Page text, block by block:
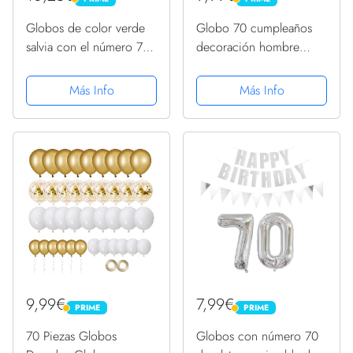
Globos de color verde
salvia con el número 70,
pulgadas de aluminio
verde oliva número 7 y 0
para mujeres, globos
Más Info
Globo 70 cumpleaños
decoración hombre
decoración de la torta
70 cumpleaños hombre,
decoración de
mujeres hombre deco
de...
Más Info
9,99€ PRIME
PRIME
70 Piezas Globos
7,99€ PRIME
PRIME
Globos con número 70